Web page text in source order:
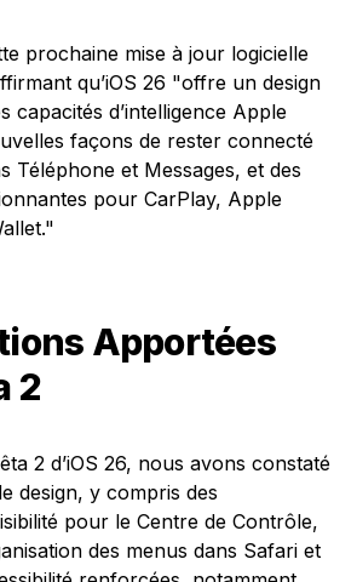
prochaine mise à jour logicielle
qu’iOS 26 "offre un design
capacités d’intelligence Apple
façons de rester connecté
Téléphone et Messages, et des
pour CarPlay, Apple
Apportées
2
2 d’iOS 26, nous avons constaté
design, y compris des
pour le Centre de Contrôle,
des menus dans Safari et